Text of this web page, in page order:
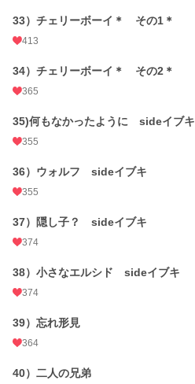
33）チェリーボーイ＊ その1＊
413
34）チェリーボーイ＊ その2＊
365
35)何もなかったように sideイブキ
355
36）ウォルフ sideイブキ
355
37）隠し子？ sideイブキ
374
38）小さなエルシド sideイブキ
374
39）忘れ形見
364
40）二人の兄弟